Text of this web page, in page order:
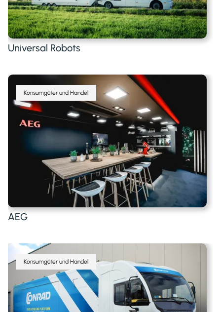
Universal Robots
AEG
Konsumgüter und Handel
Konsumgüter und Handel